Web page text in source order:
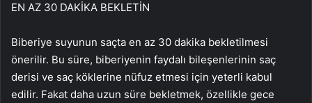
EN AZ 30 DAKİKA BEKLETİN
Biberiye suyunun saçta en az 30 dakika bekletilmesi
önerilir. Bu süre, biberiyenin faydalı bileşenlerinin saç
derisi ve saç köklerine nüfuz etmesi için yeterli kabul
edilir. Fakat daha uzun süre bekletmek, özellikle gece